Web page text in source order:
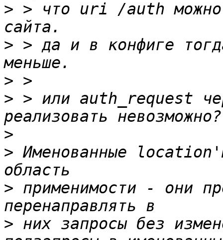
> > что uri /auth можно
> > да и в конфиге
>
> > или auth_request
>
> Именованные
> применимости - они
> них запросы без